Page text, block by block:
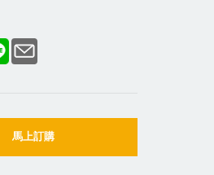
馬上訂購